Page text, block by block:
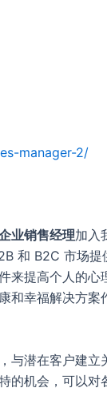
manager-2/
业销售经理加入
和 B2C 市场
来提高个人的
和幸福解决方
与潜在客户建
的机会，可以